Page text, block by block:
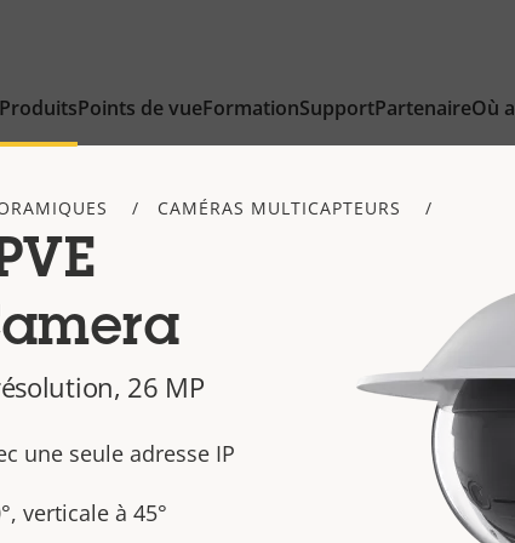
ProduitsPoints de vueFormationSupportPartenaireOù
CAMÉRAS MULTICAPTEURS
26 MP
une seule adresse IP
verticale à 45°